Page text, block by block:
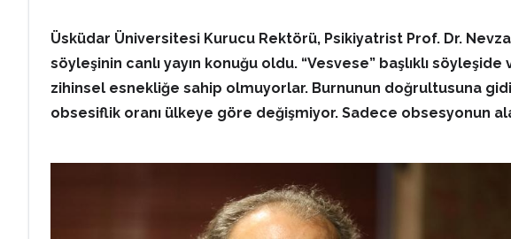
Üsküdar Üniversitesi Kurucu Rektörü, Psikiyatrist Prof. Dr.
söyleşinin canlı yayın konuğu oldu. “Vesvese” başlıklı
zihinsel esnekliğe sahip olmuyorlar. Burnunun doğrultusuna
obsesiflik oranı ülkeye göre değişmiyor. Sadece obsesyonun